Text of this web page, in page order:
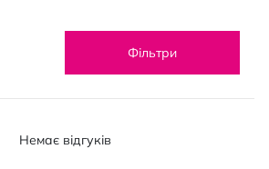
Фільтри
Немає відгуків